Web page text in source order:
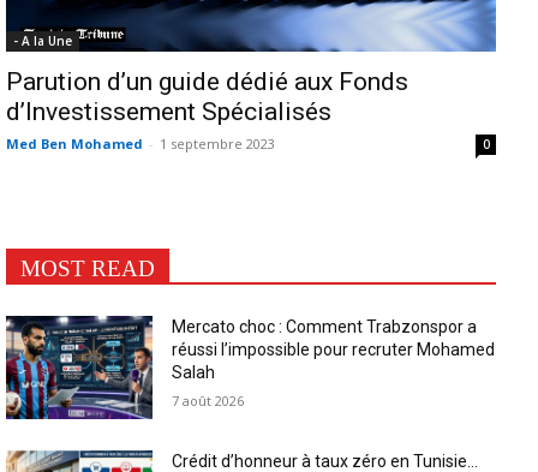
- A la Une
Parution d’un guide dédié aux Fonds
d’Investissement Spécialisés
Med Ben Mohamed - 1 septembre 2023 0
MOST READ
Mercato choc : Comment Trabzonspor a
réussi l’impossible pour recruter Mohamed
Salah
7 août 2026
Crédit d’honneur à taux zéro en Tunisie…